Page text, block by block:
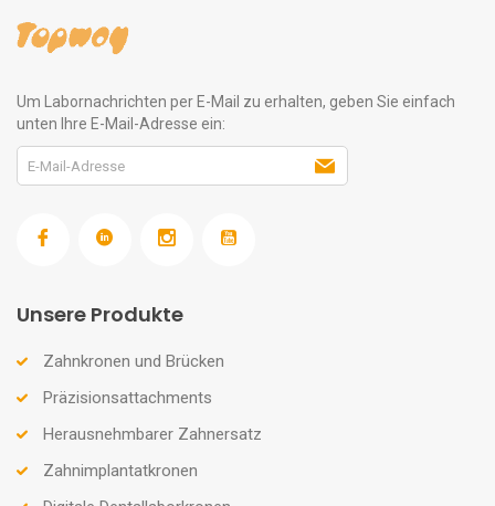
Um Labornachrichten per E-Mail zu erhalten, geben Sie einfach
unten Ihre E-Mail-Adresse ein:
Unsere Produkte
Zahnkronen und Brücken
Präzisionsattachments
Herausnehmbarer Zahnersatz
Zahnimplantatkronen